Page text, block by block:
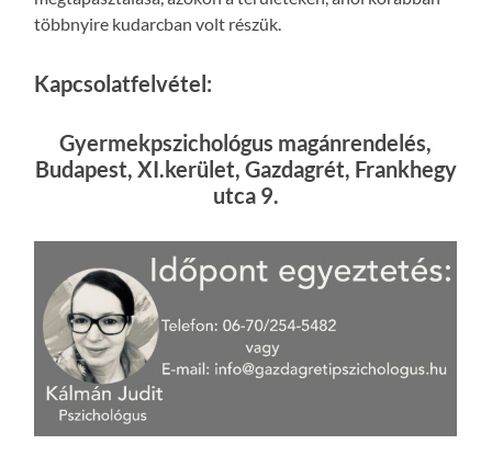
többnyire kudarcban volt részük.
Kapcsolatfelvétel:
Gyermekpszichológus magánrendelés,
Budapest, XI.kerület, Gazdagrét, Frankhegy
utca 9.